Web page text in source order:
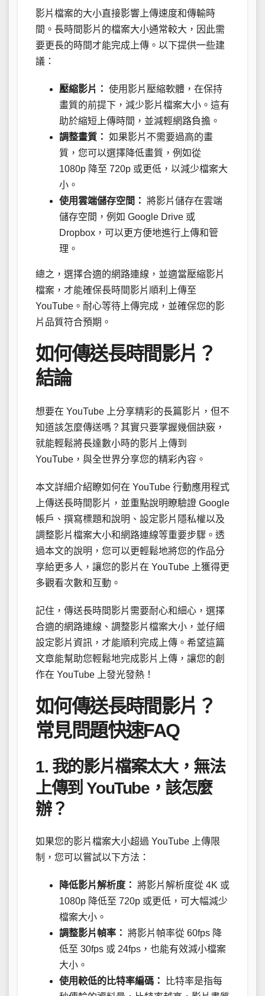
影片檔案的大小直接影響上傳速度和傳輸時
間。長時間影片的檔案大小通常較大，因此需
要更長的時間才能完成上傳。以下提供一些建
議：
壓縮影片： 使用影片壓縮軟體，在保持
畫質的前提下，減少影片檔案大小。這有
助於縮短上傳時間，並減輕網路負擔。
調整畫質： 如果影片不需要過高的畫
質，您可以選擇降低畫質，例如從
1080p 降至 720p 或更低，以減少檔案大
小。
使用雲端儲存空間： 將影片儲存在雲端
儲存空間，例如 Google Drive 或
Dropbox，可以更方便地進行上傳和管
理。
總之，選擇合適的網路連線，並適當壓縮影片
檔案，才能確保長時間影片順利上傳至
YouTube。耐心等待上傳完成，並確保您的影
片品質符合預期。
如何傳送長時間影片？
結論
想要在 YouTube 上分享精彩的長篇影片，但不
知道該怎麼傳送嗎？其實只要掌握幾個訣竅，
就能輕鬆將長達數小時的影片上傳到
YouTube，與全世界分享您的精彩內容。
本文詳細介紹瞭如何在 YouTube 行動應用程式
上傳送長時間影片，並重點說明瞭驗證 Google
帳戶、撰寫標題和說明、設定影片隱私權以及
調整影片檔案大小和網路連線等重要步驟。透
過本文的說明，您可以更輕鬆地將您的作品分
享給更多人，讓您的影片在 YouTube 上獲得更
多觀看次數和互動。
記住，傳送長時間影片需要耐心和細心，選擇
合適的網路連線、調整影片檔案大小，並仔細
設定影片資訊，才能順利完成上傳。希望這篇
文章能幫助您輕鬆地完成影片上傳，讓您的創
作在 YouTube 上發光發熱！
如何傳送長時間影片？
常見問題快速FAQ
1. 我的影片檔案太大，無法
上傳到 YouTube，該怎麼
辦？
如果您的影片檔案大小超過 YouTube 上傳限
制，您可以嘗試以下方法：
降低影片解析度： 將影片解析度從 4K 或
1080p 降低至 720p 或更低，可大幅減少
檔案大小。
調整影片幀率： 將影片幀率從 60fps 降
低至 30fps 或 24fps，也能有效減小檔案
大小。
使用較低的比特率編碼：
比特率是指每